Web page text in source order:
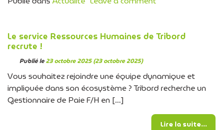
Le service Ressources Humaines de Tribord
recrute !
Publié le23 octobre 2025(23 octobre 2025)
Vous souhaitez rejoindre une équipe dynamique et
impliquée dans son écosystème ? Tribord recherche un
Gestionnaire de Paie F/H en […]
Lire la suite…